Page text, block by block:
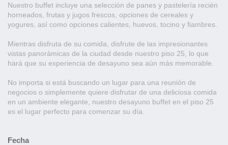
Nuestro buffet incluye una selección de panes y pastelería recién
horneados, frutas y jugos frescos, opciones de cereales y
yogures, así como opciones calientes, huevos, tocino y fiambres.
Mientras disfruta de su comida, disfrute de las impresionantes
vistas panorámicas de la ciudad desde nuestro piso 25, lo que
hará que su experiencia de desayuno sea aún más memorable.
No importa si está buscando un lugar para una reunión de
negocios o simplemente quiere disfrutar de una deliciosa comida
en un ambiente elegante, nuestro desayuno buffet en el piso 25
es el lugar perfecto para comenzar su día.
Fecha